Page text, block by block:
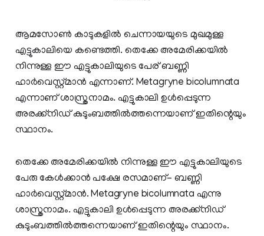
ആമസോണ്‍ കാടുകളില്‍ ചെന്നായയുടെ മുഖമുള്ള
എട്ടുകാലിയെ കണ്ടെത്തി. തെക്കേ അമേരിക്കയില്‍
നിന്നുള്ള ഈ എട്ടുകാലിയുടെ പേര് ബണ്ണി
ഹാര്‍വെസ്റ്റ്മാന്‍ എന്നാണ്. Metagryne bicolumnata
എന്നാണ് ശാസ്ത്രനാമം. എട്ടുകാലി ഉള്‍പ്പെടുന്ന
അരക്ക്നിഡ് കുടുംബത്തില്‍ത്തന്നെയാണ് ഇതിന്റെയും
സ്ഥാനം.
തെക്കേ അമേരിക്കയിൽ നിന്നുള്ള ഈ എട്ടുകാലിയുടെ
പേരു കേൾക്കാൻ പക്ഷേ രസമാണ്– ബണ്ണി
ഹാർവെസ്റ്റ്മാൻ. Metagryne bicolumnata എന്നു
ശാസ്ത്രനാമം. എട്ടുകാലി ഉൾപ്പെടുന്ന അരക്ക്നിഡ്
കുടുംബത്തിൽത്തന്നെയാണ് ഇതിന്റെയും സ്ഥാനം.